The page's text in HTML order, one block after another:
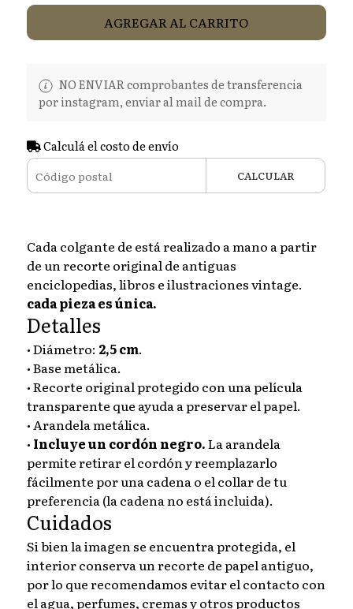
AGREGAR AL CARRITO
NO ENVIAR comprobantes de transferencia
por instagram, enviar al mail de compra.
Calculá el costo de envío
CALCULAR
Cada colgante de está realizado a mano a partir
de un recorte original de antiguas
enciclopedias, libros e ilustraciones vintage.
cada pieza es única.
Detalles
• Diámetro: 2,5 cm.
• Base metálica.
• Recorte original protegido con una película
transparente que ayuda a preservar el papel.
• Arandela metálica.
• Incluye un cordón negro.La arandela
permite retirar el cordón y reemplazarlo
fácilmente por una cadena o el collar de tu
preferencia (la cadena no está incluida).
Cuidados
Si bien la imagen se encuentra protegida, el
interior conserva un recorte de papel antiguo,
por lo que recomendamos evitar el contacto con
el agua, perfumes, cremas y otros productos